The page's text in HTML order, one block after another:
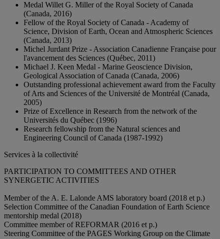
Medal Willet G. Miller of the Royal Society of Canada
(Canada, 2016)
Fellow of the Royal Society of Canada - Academy of
Science, Division of Earth, Ocean and Atmospheric Sciences
(Canada, 2013)
Michel Jurdant Prize - Association Canadienne Française pour
l'avancement des Sciences (Québec, 2011)
Michael J. Keen Medal - Marine Geoscience Division,
Geological Association of Canada (Canada, 2006)
Outstanding professional achievement award from the Faculty
of Arts and Sciences of the Université de Montréal (Canada,
2005)
Prize of Excellence in Research from the network of the
Universités du Québec (1996)
Research fellowship from the Natural sciences and
Engineering Council of Canada (1987-1992)
Services à la collectivité
PARTICIPATION TO COMMITTEES AND OTHER
SYNERGETIC ACTIVITIES
Member of the A. E. Lalonde AMS laboratory board (2018 et p.)
Selection Committee of the Canadian Foundation of Earth Science
mentorship medal (2018)
Committee member of REFORMAR (2016 et p.)
Steering Committee of the PAGES Working Group on the Climate